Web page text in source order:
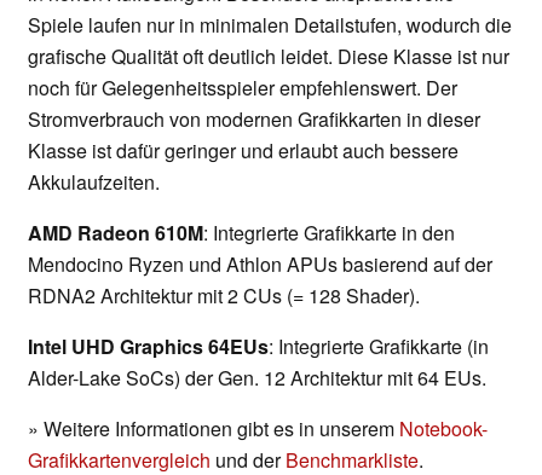
Spiele laufen nur in minimalen Detailstufen, wodurch die
grafische Qualität oft deutlich leidet. Diese Klasse ist nur
noch für Gelegenheitsspieler empfehlenswert. Der
Stromverbrauch von modernen Grafikkarten in dieser
Klasse ist dafür geringer und erlaubt auch bessere
Akkulaufzeiten.
AMD Radeon 610M: Integrierte Grafikkarte in den
Mendocino Ryzen und Athlon APUs basierend auf der
RDNA2 Architektur mit 2 CUs (= 128 Shader).
Intel UHD Graphics 64EUs: Integrierte Grafikkarte (in
Alder-Lake SoCs) der Gen. 12 Architektur mit 64 EUs.
» Weitere Informationen gibt es in unserem Notebook-
Grafikkartenvergleich und derBenchmarkliste.